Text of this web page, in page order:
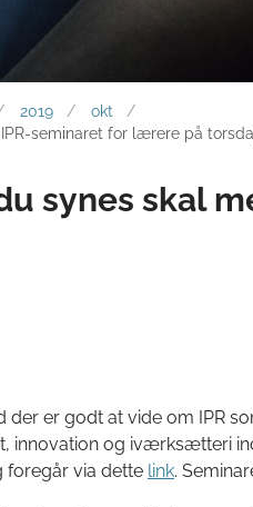
2019
okt
seminaret for lærere på
synes skal
er godt at vide om IPR
innovation og iværksætteri
foregår via dette link.